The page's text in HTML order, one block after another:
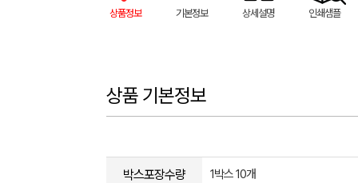
상품정보 기본정보 상세설명 인쇄샘플
상품 기본정보
박스포장수량 1박스 10개